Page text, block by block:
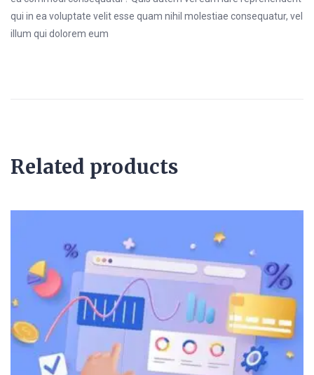
qui in ea voluptate velit esse quam nihil molestiae consequatur, vel
illum qui dolorem eum
Related products